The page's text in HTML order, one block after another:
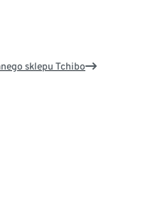
sklepu Tchibo